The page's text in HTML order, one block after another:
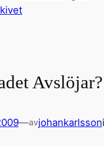
Avslöjar?
—avjohankarlssoni